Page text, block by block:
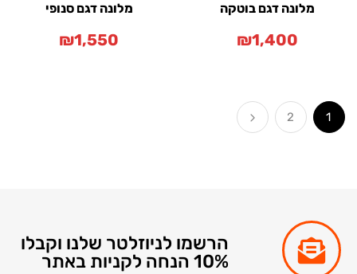
מלונה דגם בוטקה
₪1,400
מלונה דגם סנופי
₪1,550
1
2
הרשמו לניוזלטר שלנו וקבלו
10% הנחה לקניות באתר